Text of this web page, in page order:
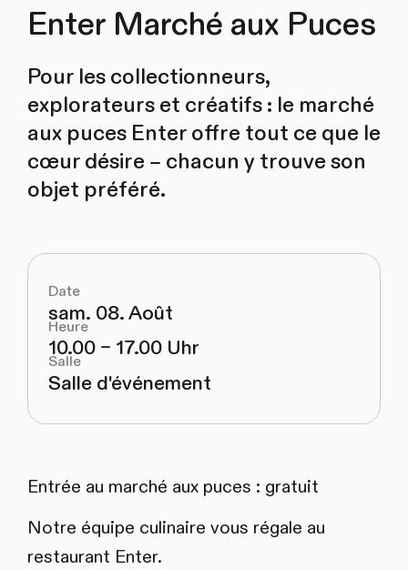
Enter Marché aux Puces
Pour les collectionneurs,
explorateurs et créatifs : le marché
aux puces Enter offre tout ce que le
cœur désire – chacun y trouve son
objet préféré.
Date
sam. 08. Août
Heure
10.00 – 17.00 Uhr
Salle
Salle d'événement
Entrée au marché aux puces : gratuit
Notre équipe culinaire vous régale au
restaurant Enter.